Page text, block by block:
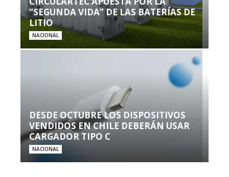
“SEGUNDA VIDA” DE LAS BATERÍAS DE
LITIO
NACIONAL
DESDE OCTUBRE LOS DISPOSITIVOS
VENDIDOS EN CHILE DEBERÁN USAR
CARGADOR TIPO C
NACIONAL